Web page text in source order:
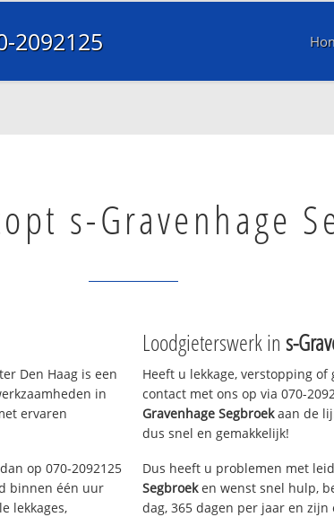
2092125
s-Gravenhage
Den Haag is een
in
ervaren
op 070-2092125
binnen één uur
lekkages,
Loodgieterswerk in s-
Heeft u lekkage, verstopping
contact met ons op via 070-
Gravenhage Segbroekaan de
dus snel en gemakkelijk!
Dus heeft u problemen met
Segbroeken wenst snel hulp,
dag, 365 dagen per jaar en